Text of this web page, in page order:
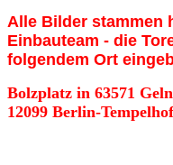
Alle Bilder stammen
Einbauteam - die
folgendem Ort
Bolzplatz in 63571
12099 Berlin-